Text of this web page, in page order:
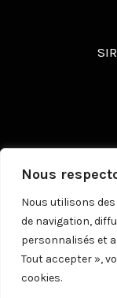
Nous
Nous utilisons
de navigation,
personnalisés et
Tout accepter »,
cookies.
Protection